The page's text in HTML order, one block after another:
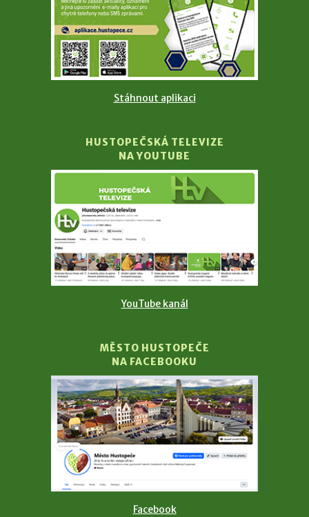
Stáhnout aplikaci
HUSTOPEČSKÁ TELEVIZE
NA YOUTUBE
YouTube kanál
MĚSTO HUSTOPEČE
NA FACEBOOKU
Facebook